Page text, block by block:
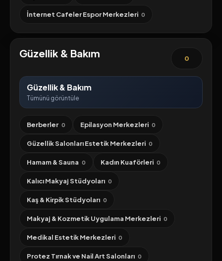
İnternet Cafeler Espor Merkezleri 0
Güzellik & Bakım 0
Güzellik & Bakım
Tümünü görüntüle
Berberler 0 Epilasyon Merkezleri 0
Güzellik Salonları Estetik Merkezleri 0
Hamam & Sauna 0 Kadın Kuaförleri 0
Kalıcı Makyaj Stüdyoları 0
Kaş & Kirpik Stüdyoları 0
Makyaj & Kozmetik Uygulama Merkezleri 0
Medikal Estetik Merkezleri 0
Protez Tırnak ve Nail Art Salonları 0